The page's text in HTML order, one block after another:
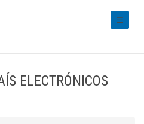
ELECTRÓNICOS